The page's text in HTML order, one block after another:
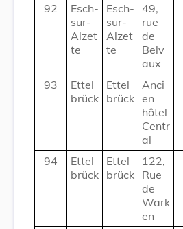
92
Esch-
sur-
Alzet
te
Esch-
sur-
Alzet
te
49,
rue
de
Belv
aux
93
Ettel
brück
Ettel
brück
Anci
en
hôtel
Centr
al
94
Ettel
brück
Ettel
brück
122,
Rue
de
Wark
en